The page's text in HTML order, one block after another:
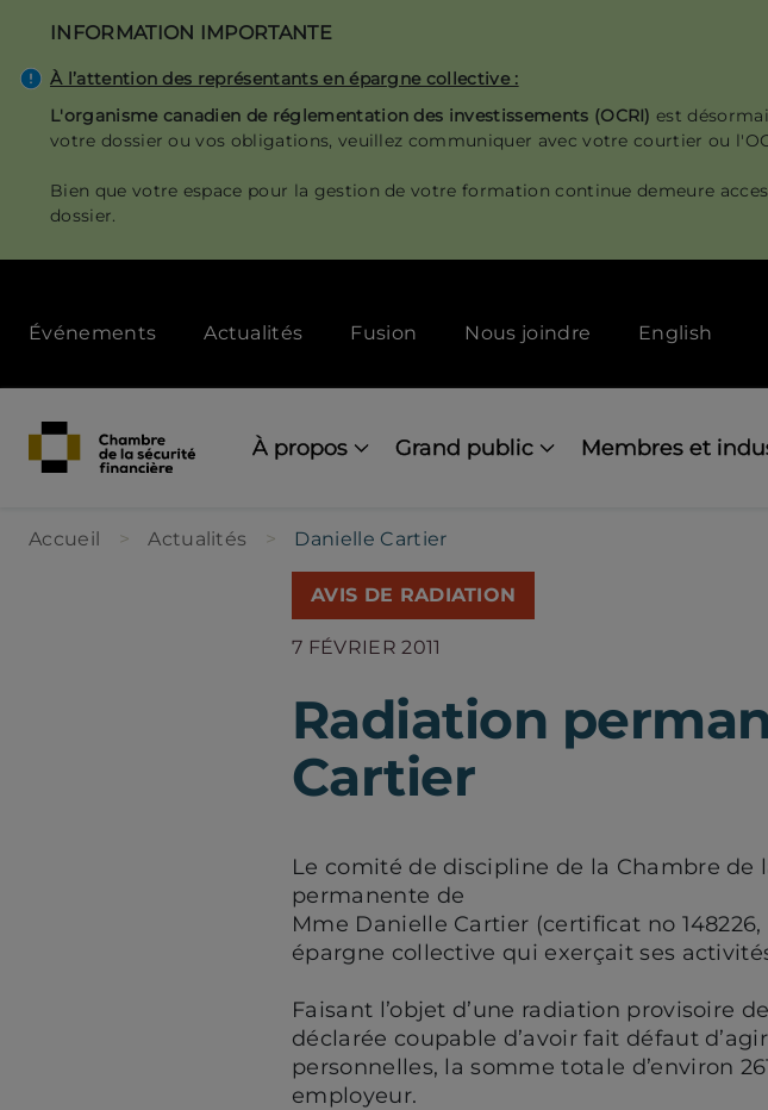
contenu
INFORMATION IMPORTANTE
À l’attention des représentants en épargne collective :
L'organisme canadien de réglementation des investissements (OCRI)est
votre dossier ou vos obligations, veuillez communiquer avec votre courtier ou
Bien que votre espace pour la gestion de votre formation continue demeure
dossier.
menu
[Desktop]
Événements Actualités Fusion Nous joindre English
navigation
À propos Grand public Membres et
Accueil Actualités Danielle Cartier
AVIS DE RADIATION
7 FÉVRIER 2011
Radiation
Cartier
Le comité de discipline de la Chambre
permanente de
Mme Danielle Cartier (certificat no
épargne collective qui exerçait ses
Faisant l’objet d’une radiation provisoire
déclarée coupable d’avoir fait défaut
personnelles, la somme totale d’environ
employeur.